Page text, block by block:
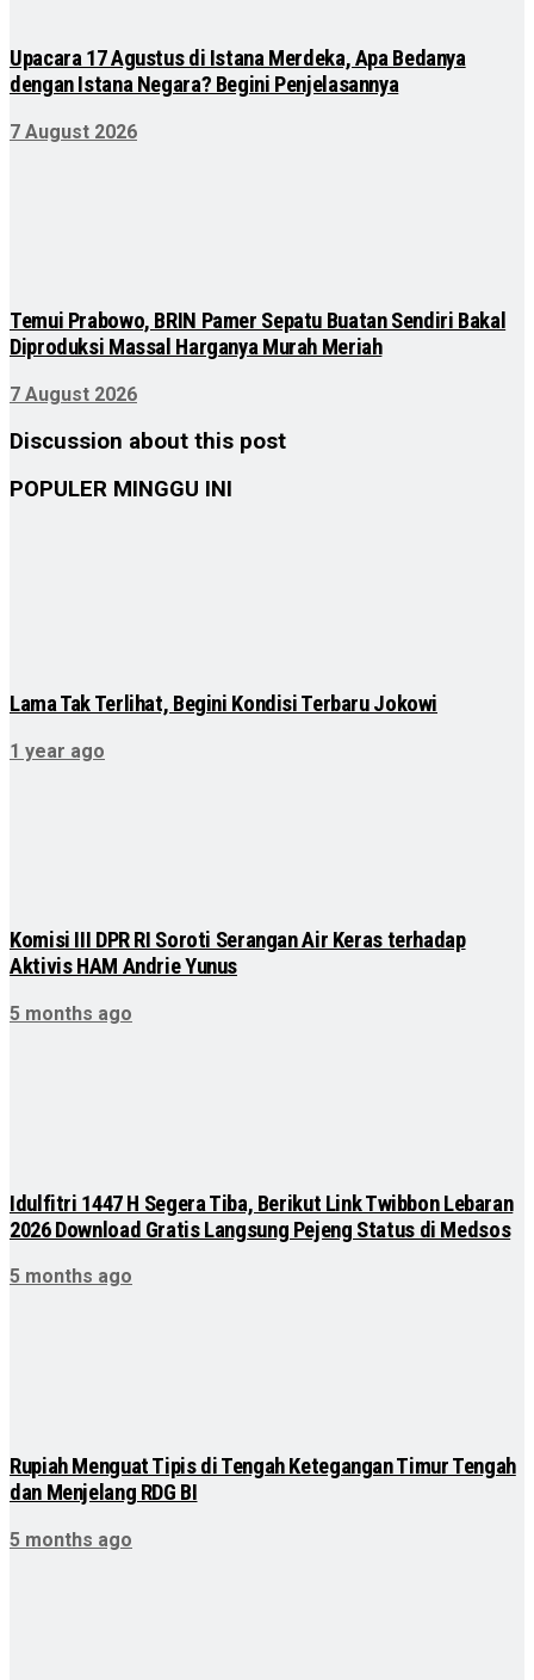
Upacara 17 Agustus di Istana Merdeka, Apa Bedanya
dengan Istana Negara? Begini Penjelasannya
7 August 2026
Temui Prabowo, BRIN Pamer Sepatu Buatan Sendiri Bakal
Diproduksi Massal Harganya Murah Meriah
7 August 2026
Discussion about this post
POPULER MINGGU INI
Lama Tak Terlihat, Begini Kondisi Terbaru Jokowi
1 year ago
Komisi III DPR RI Soroti Serangan Air Keras terhadap
Aktivis HAM Andrie Yunus
5 months ago
Idulfitri 1447 H Segera Tiba, Berikut Link Twibbon Lebaran
2026 Download Gratis Langsung Pejeng Status di Medsos
5 months ago
Rupiah Menguat Tipis di Tengah Ketegangan Timur Tengah
dan Menjelang RDG BI
5 months ago